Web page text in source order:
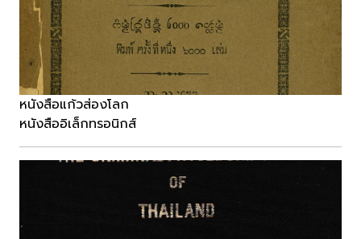
หนังสือแก้วส่องโลก
หนังสืออิเล็กทรอนิกส์